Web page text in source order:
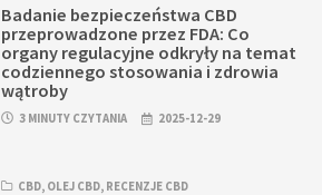
Badanie bezpieczeństwa CBD
przeprowadzone przez FDA: Co
organy regulacyjne odkryły na temat
codziennego stosowania i zdrowia
wątroby
3 MINUTY CZYTANIA 2025-12-29
CBD, OLEJ CBD, RECENZJE CBD